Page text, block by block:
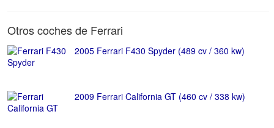
Otros coches de Ferrari
2005 Ferrari F430 Spyder (489 cv / 360 kw)
2009 Ferrari California GT (460 cv / 338 kw)